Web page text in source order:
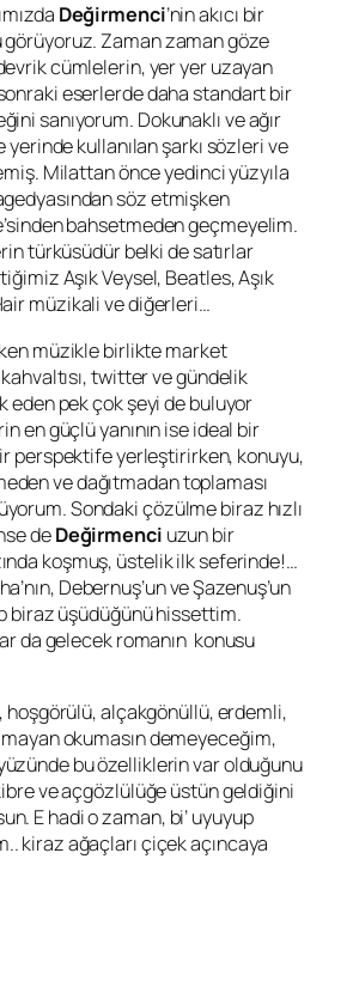
Değirmenci’nin akıcı bir
Zaman zaman göze
cümlelerin, yer yer uzayan
eserlerde daha standart bir
sanıyorum. Dokunaklı ve ağır
yerinde kullanılan şarkı sözleri ve
Milattan önce yedinci yüzyıla
söz etmişken
’sinden bahsetmeden geçmeyelim.
türküsüdür belki de satırlar
Aşık Veysel, Beatles,Aşık
müzikali ve diğerleri…
müzikle birlikte market
twitterve gündelik
eden pek çok şeyi de buluyor
en güçlü yanının ise ideal bir
perspektife yerleştirirken, konuyu,
ve dağıtmadan toplaması
Sondaki çözülme biraz hızlı
deDeğirmenci uzun bir
koşmuş, üstelik ilk seferinde!…
’nın, Debernuş’un veŞazenuş’un
biraz üşüdüğünü hissettim.
da gelecek romanın konusu
hoşgörülü, alçakgönüllü, erdemli,
okumasın demeyeceğim,
bu özelliklerin var olduğunu
ve açgözlülüğe üstün geldiğini
E hadi o zaman, bi’ uyuyup
kiraz ağaçları çiçek açıncaya